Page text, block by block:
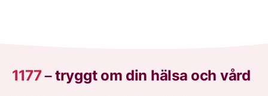
1177–tryggt om din hälsa och vård